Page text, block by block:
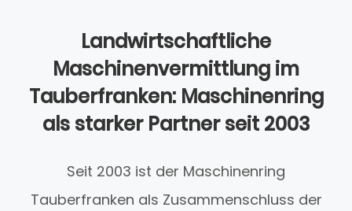
Landwirtschaftliche
Maschinenvermittlung im
Tauberfranken: Maschinenring
als starker Partner seit 2003
Seit 2003 ist der Maschinenring
Tauberfranken als Zusammenschluss der